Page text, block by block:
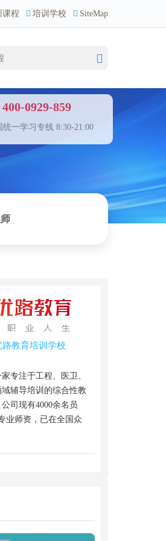
课程 培训学校 SiteMap
400-0929-859
统一学习专线 8:30-21:00
路教育培训学校
专注于工程、医卫、
辅导培训的综合性教
司现有4000余名员
业师资，已在全国众